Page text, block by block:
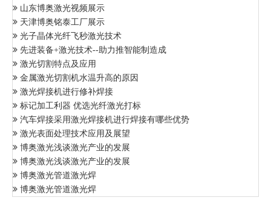
山东博奥激光视频展示
天津博奥铭泰工厂展示
光子晶体光纤飞秒激光技术
先进装备+激光技术--助力推智能制造成
激光切割特点及应用
金属激光切割机水温升高的原因
激光焊接机进行修补焊接
标记加工利器 优选光纤激光打标
汽车焊接采用激光焊接机进行焊接有哪些优势
激光表面处理技术应用及展望
博奥激光浅谈激光产业的发展
博奥激光浅谈激光产业的发展
博奥激光管道激光焊
博奥激光管道激光焊